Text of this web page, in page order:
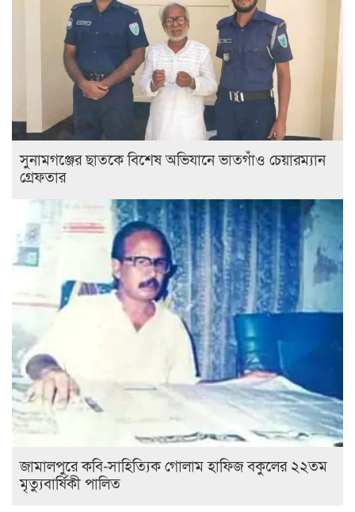
সুনামগঞ্জের ছাতকে বিশেষ অভিযানে ভাতগাঁও চেয়ারম্যান
গ্রেফতার
জামালপুরে কবি-সাহিত্যিক গোলাম হাফিজ বকুলের ২২তম
মৃত্যুবার্ষিকী পালিত